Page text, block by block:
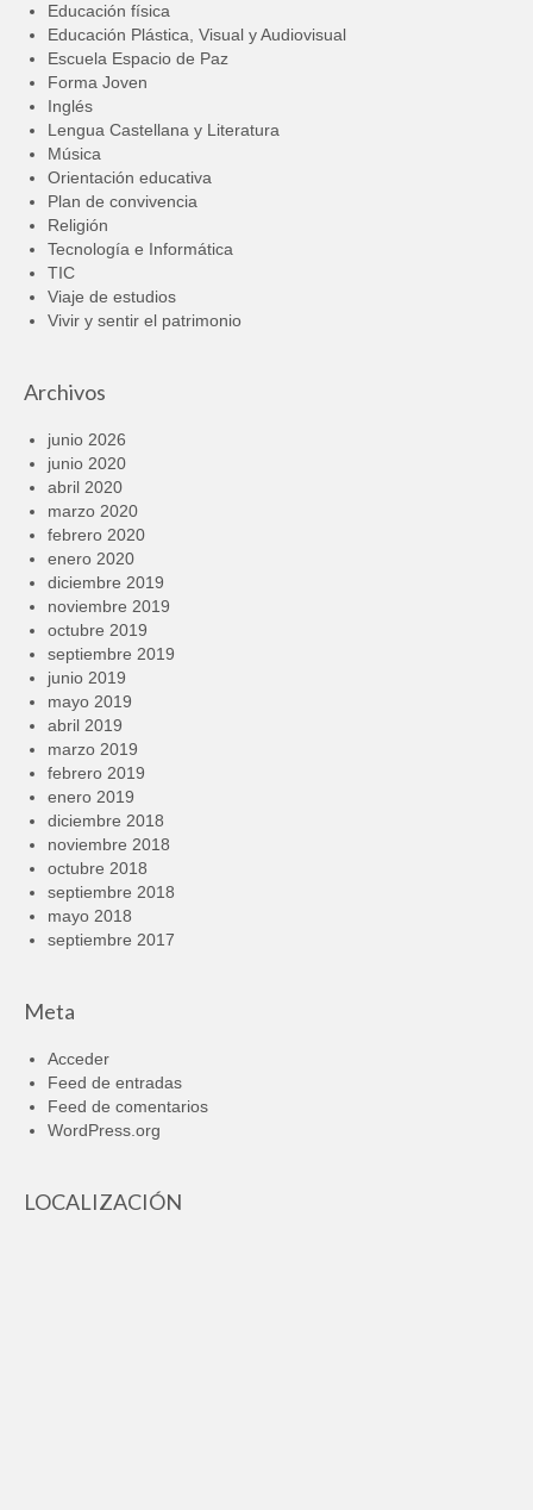
Educación física
Educación Plástica, Visual y Audiovisual
Escuela Espacio de Paz
Forma Joven
Inglés
Lengua Castellana y Literatura
Música
Orientación educativa
Plan de convivencia
Religión
Tecnología e Informática
TIC
Viaje de estudios
Vivir y sentir el patrimonio
Archivos
junio 2026
junio 2020
abril 2020
marzo 2020
febrero 2020
enero 2020
diciembre 2019
noviembre 2019
octubre 2019
septiembre 2019
junio 2019
mayo 2019
abril 2019
marzo 2019
febrero 2019
enero 2019
diciembre 2018
noviembre 2018
octubre 2018
septiembre 2018
mayo 2018
septiembre 2017
Meta
Acceder
Feed de entradas
Feed de comentarios
WordPress.org
LOCALIZACIÓN